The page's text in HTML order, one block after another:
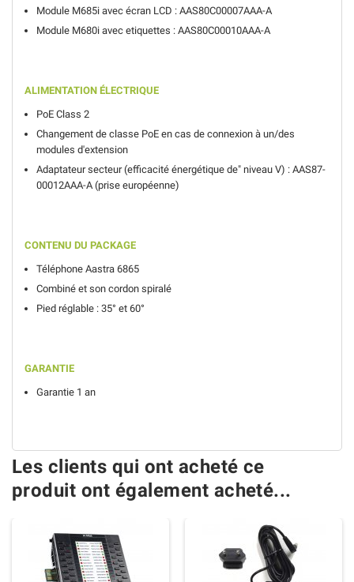
Module M685i avec écran LCD : AAS80C00007AAA-A
Module M680i avec etiquettes : AAS80C00010AAA-A
ALIMENTATION ÉLECTRIQUE
PoE Class 2
Changement de classe PoE en cas de connexion à un/des
modules d'extension
Adaptateur secteur (efficacité énergétique de" niveau V) : AAS87-
00012AAA-A (prise européenne)
CONTENU DU PACKAGE
Téléphone Aastra 6865
Combiné et son cordon spiralé
Pied réglable : 35° et 60°
GARANTIE
Garantie 1 an
Les clients qui ont acheté ce
produit ont également acheté...